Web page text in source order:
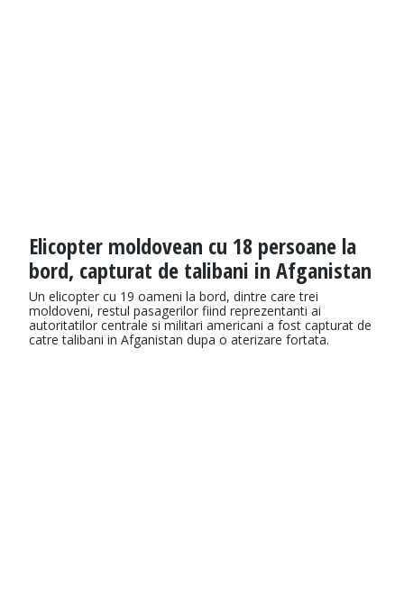
Elicopter moldovean cu 18 persoane la
bord, capturat de talibani in Afganistan
Un elicopter cu 19 oameni la bord, dintre care trei
moldoveni, restul pasagerilor fiind reprezentanti ai
autoritatilor centrale si militari americani a fost capturat de
catre talibani in Afganistan dupa o aterizare fortata.